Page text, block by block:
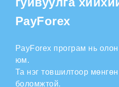
PayForex
PayForex програм нь
юм.
Та нэг товшилтоор
боломжтой.